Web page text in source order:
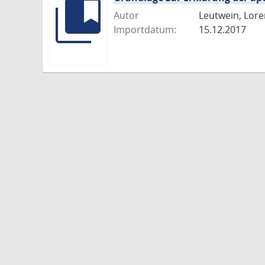
Autor
Leutwein,
Importdatum:
15.12.2017